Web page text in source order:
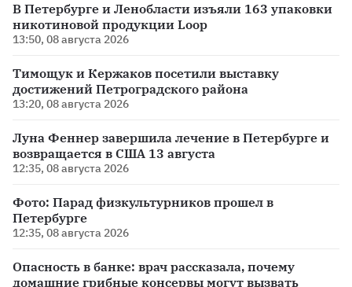
В Петербурге и Ленобласти изъяли 163 упаковки
никотиновой продукции Loop
13:50, 08 августа 2026
Тимощук и Кержаков посетили выставку
достижений Петроградского района
13:20, 08 августа 2026
Луна Феннер завершила лечение в Петербурге и
возвращается в США 13 августа
12:35, 08 августа 2026
Фото: Парад физкультурников прошел в
Петербурге
12:35, 08 августа 2026
Опасность в банке: врач рассказала, почему
домашние грибные консервы могут вызвать